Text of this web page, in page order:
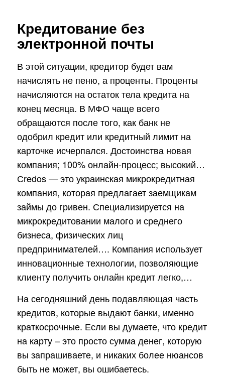
Кредитование без
электронной почты
В этой ситуации, кредитор будет вам
начислять не пеню, а проценты. Проценты
начисляются на остаток тела кредита на
конец месяца. В МФО чаще всего
обращаются после того, как банк не
одобрил кредит или кредитный лимит на
карточке исчерпался. Достоинства новая
компания; 100% онлайн-процесс; высокий…
Сredos — это украинская микрокредитная
компания, которая предлагает заемщикам
займы до гривен. Специализируется на
микрокредитовании малого и среднего
бизнеса, физических лиц
предпринимателей…. Компания использует
инновационные технологии, позволяющие
клиенту получить онлайн кредит легко,…
На сегодняшний день подавляющая часть
кредитов, которые выдают банки, именно
краткосрочные. Если вы думаете, что кредит
на карту – это просто сумма денег, которую
вы запрашиваете, и никаких более нюансов
быть не может, вы ошибаетесь.